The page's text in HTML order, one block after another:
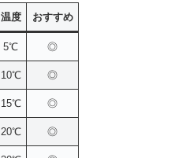
温度 おすすめ
5℃ ◎
10℃ ◎
15℃ ◎
20℃ ◎